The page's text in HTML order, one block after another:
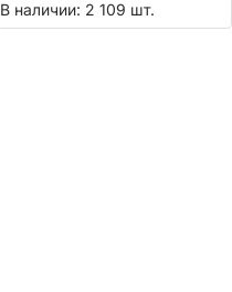
В наличии: 2 109 шт.